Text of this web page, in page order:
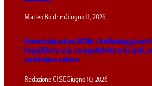
Matteo BoldriniGiugno 11, 2026
Amministrative 2026: i ballottaggi
l’equilibrio e la competitività tra i poli,
cambiano colore
Redazione CISEGiugno 10, 2026